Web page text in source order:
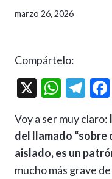
marzo 26, 2026
Compártelo:
X
W
at
s
A
T
e
gr
a
Voy a ser muy claro:
del llamado “sobre
aislado, es un
mucho más grave